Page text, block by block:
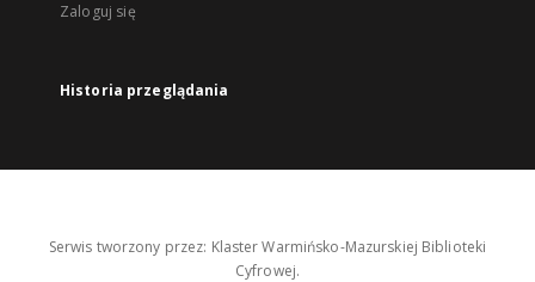
Zaloguj się
Historia przeglądania
Serwis tworzony przez: Klaster Warmińsko-Mazurskiej Biblioteki
Cyfrowej.